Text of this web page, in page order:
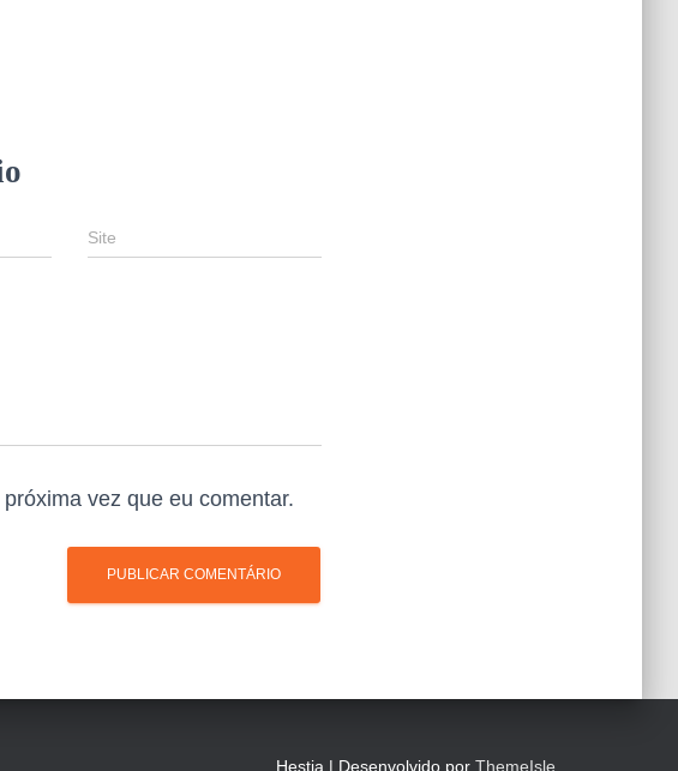
Site
vez que eu comentar.
Hestia | Desenvolvido por ThemeIsle